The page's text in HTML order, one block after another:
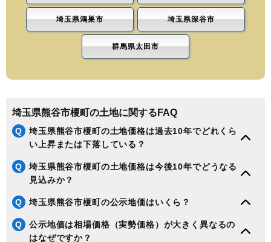
埼玉県鴻巣市 埼玉県深谷市
群馬県太田市
埼玉県熊谷市榎町の土地に関するFAQ
Q
埼玉県熊谷市榎町の土地価格は過去10年でどれくら
い上昇または下落している？
Q
埼玉県熊谷市榎町の土地価格は今後10年でどうなる
見込みか？
Q 埼玉県熊谷市榎町の公示地価はいくら？
Q
公示地価は相場価格（実勢価格）が大きく異なるの
はなぜですか？